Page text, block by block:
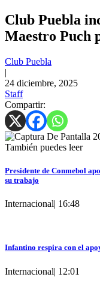
Club Puebla
Maestro Puch
Club Puebla
|
24 diciembre, 2025
Staff
Compartir:
También puedes leer
Presidente de Conmebol
su trabajo
Internacional| 16:48
Infantino respira con el
Internacional| 12:01